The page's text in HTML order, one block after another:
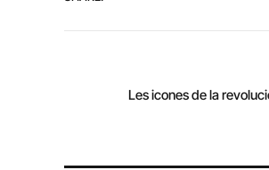
Les icones de la